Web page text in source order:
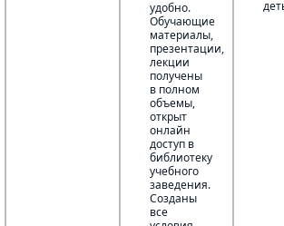
удобно.
Обучающие
материалы,
презентации,
лекции
получены
в полном
объемы,
открыт
онлайн
доступ в
библиотеку
учебного
заведения.
Созданы
все